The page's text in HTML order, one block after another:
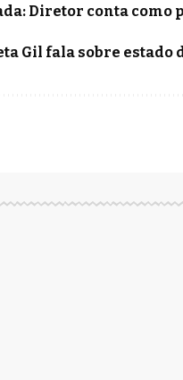
Diretor conta como
Gil fala sobre estado